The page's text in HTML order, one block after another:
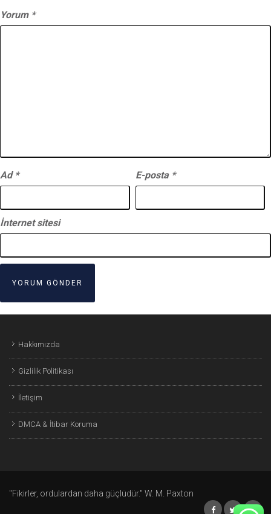
Yorum *
Ad * E-posta *
İnternet sitesi
Hakkımızda
Gizlilik Politikası
İletişim
DMCA & İtibar Koruma
"Fikirler, ordulardan daha güçlüdür." W. M. Paxton